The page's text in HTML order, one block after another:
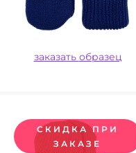
заказать образец
СКИДКА ПРИ
ЗАКАЗЕ